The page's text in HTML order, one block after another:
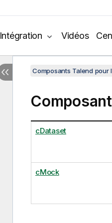
Intégration Vidéos
Composants Talend pour
cDataset
cMock